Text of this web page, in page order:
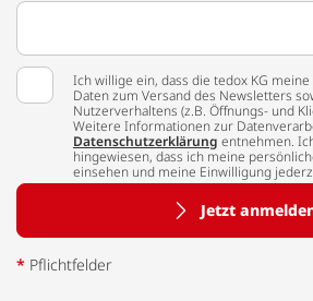
Ich willige ein, dass die tedox KG
Daten zum Versand des Newsletters
Nutzerverhaltens (z.B. Öffnungs- und
Weitere Informationen zur
Datenschutzerklärung entnehmen.
hingewiesen, dass ich meine
einsehen und meine Einwilligung
Jetzt
* Pflichtfelder